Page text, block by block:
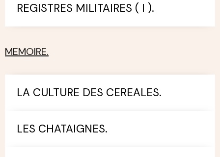
REGISTRES MILITAIRES ( I ).
MEMOIRE.
LA CULTURE DES CEREALES.
LES CHATAIGNES.